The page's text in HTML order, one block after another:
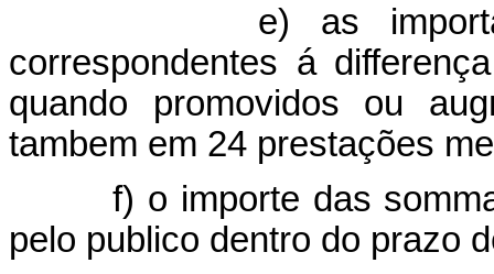
e) as importancias
correspondentes á
quando promovidos ou
tambem em 24 prestações
f) o importe das sommas
pelo publico dentro do prazo